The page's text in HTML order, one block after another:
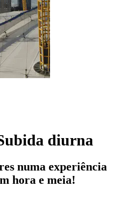
diurna
numa experiência
hora e meia!